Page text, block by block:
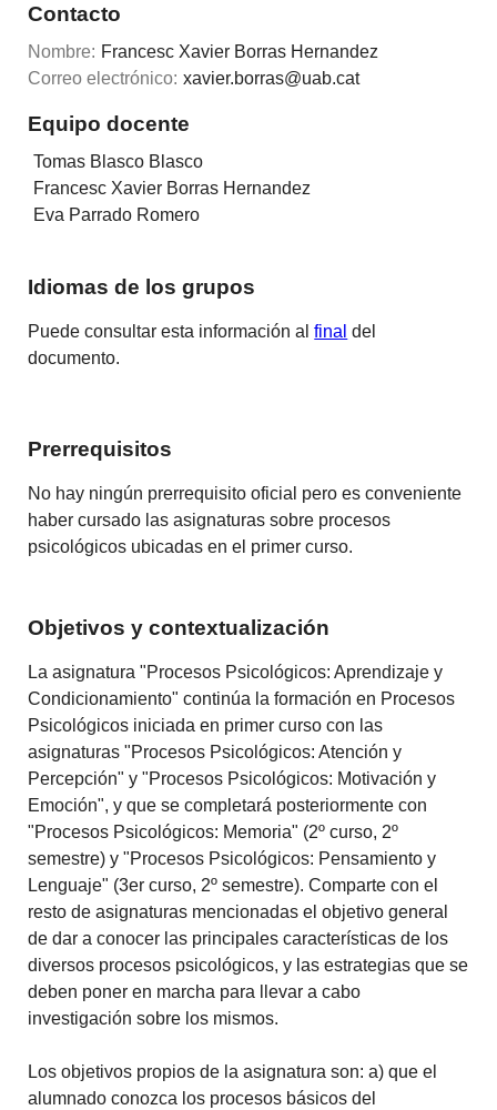
Contacto
Nombre: Francesc Xavier Borras Hernandez
Correo electrónico: xavier.borras@uab.cat
Equipo docente
Tomas Blasco Blasco
Francesc Xavier Borras Hernandez
Eva Parrado Romero
Idiomas de los grupos
Puede consultar esta información alfinal del
documento.
Prerrequisitos
No hay ningún prerrequisito oficial pero es conveniente
haber cursado las asignaturas sobre procesos
psicológicos ubicadas en el primer curso.
Objetivos y contextualización
La asignatura "Procesos Psicológicos: Aprendizaje y
Condicionamiento" continúa la formación en Procesos
Psicológicos iniciada en primer curso con las
asignaturas "Procesos Psicológicos: Atención y
Percepción" y "Procesos Psicológicos: Motivación y
Emoción", y que se completará posteriormente con
"Procesos Psicológicos: Memoria" (2º curso, 2º
semestre) y "Procesos Psicológicos: Pensamiento y
Lenguaje" (3er curso, 2º semestre). Comparte con el
resto de asignaturas mencionadas el objetivo general
de dar a conocer las principales características de los
diversos procesos psicológicos, y las estrategias que se
deben poner en marcha para llevar a cabo
investigación sobre los mismos.
Los objetivos propios de la asignatura son: a) que el
alumnado conozca los procesos básicos del